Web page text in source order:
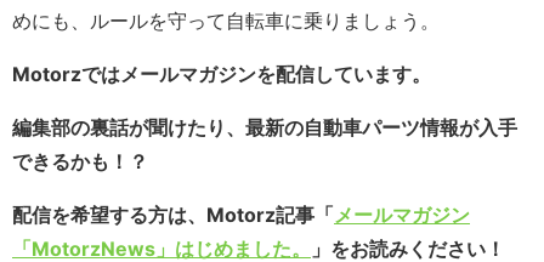
めにも、ルールを守って自転車に乗りましょう。
Motorzではメールマガジンを配信しています。
編集部の裏話が聞けたり、最新の自動車パーツ情報が入手
できるかも！？
配信を希望する方は、Motorz記事「 メールマガジン
「MotorzNews」はじめました。
」をお読みください！